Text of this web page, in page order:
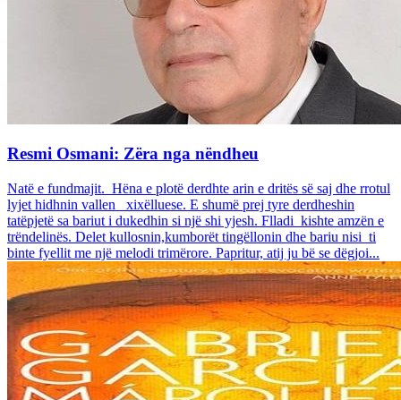
Resmi Osmani: Zëra nga nëndheu
Natë e fundmajit. Hëna e plotë derdhte arin e dritës së saj dhe rrotul
lyjet hidhnin vallen xixëlluese. E shumë prej tyre derdheshin
tatëpjetë sa bariut i dukedhin si një shi yjesh. Flladi kishte amzën e
trëndelinës. Delet kullosnin,kumborët tingëllonin dhe bariu nisi ti
binte fyellit me një melodi trimërore. Papritur, atij ju bë se dëgjoi...